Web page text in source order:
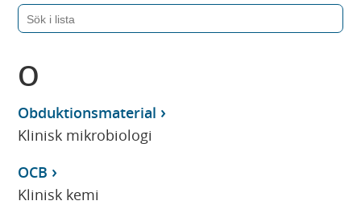
O
Obduktionsmaterial
Klinisk mikrobiologi
OCB
Klinisk kemi